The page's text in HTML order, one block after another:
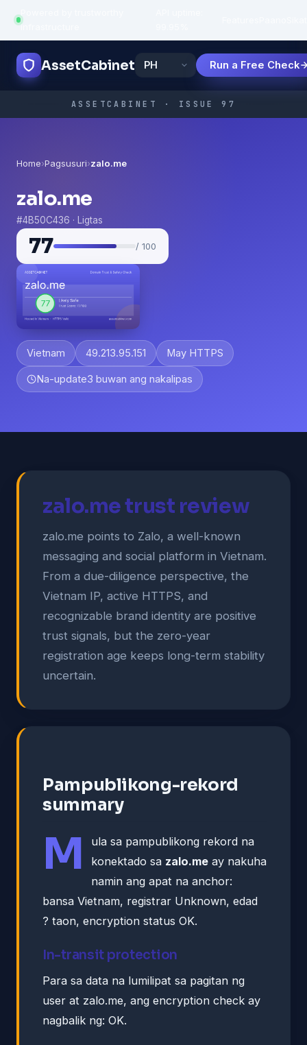
infrastructure
AssetCabinet Run a Free Check
ASSETCABINET · ISSUE 97
Home›Pagsusuri›zalo.me
zalo.me
#4B50C436 · Ligtas
77 / 100
Vietnam 49.213.95.151 May HTTPS
Na-update3 buwan ang nakalipas
zalo.me trust review
zalo.me points to Zalo, a well-known
messaging and social platform in Vietnam.
From a due-diligence perspective, the
Vietnam IP, active HTTPS, and
recognizable brand identity are positive
trust signals, but the zero-year
registration age keeps long-term stability
uncertain.
Pampublikong-rekord
summary
M
ula sa pampublikong rekord na
konektado sa zalo.me ay nakuha
namin ang apat na anchor:
bansa Vietnam, registrar Unknown, edad
? taon, encryption status OK.
In-transit protection
Para sa data na lumilipat sa pagitan ng
user at zalo.me, ang encryption check ay
nagbalik ng: OK.